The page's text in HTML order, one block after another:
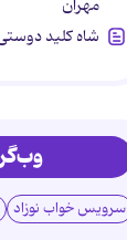
مهران
شاه کلید
سرویس خواب نوزاد